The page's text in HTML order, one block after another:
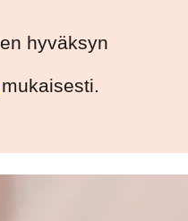
hyväksyn
mukaisesti.